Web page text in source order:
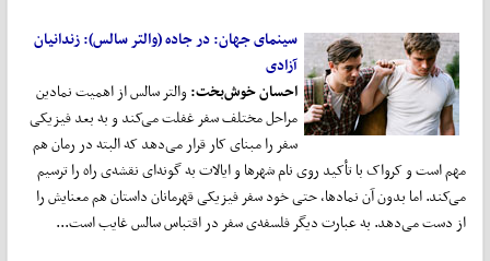
سینمای جهان:در جاده (والتر سالس):زندانیان
آزادی
احسان خوشبخت:والتر سالس از اهمیت نمادین
مراحل مختلف سفر غفلت می‌کند و به بعد فیزیکی
سفر را مبنای کار قرار می‌دهد که البته در رمان هم
مهم است و کرواک با تأکید روی نام شهرها و ایالات به گونه‌ای نقشه‌ی راه را ترسیم
می‌کند. اما بدون آن نمادها، حتی خود سفر فیزیکی قهرمانان داستان هم معنایش را
از دست می‌دهد. به عبارت دیگر فلسفه‌ی سفر در اقتباس سالس غایب است...